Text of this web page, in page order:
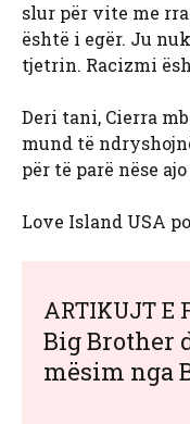
slur për vite me
është i egër. Ju
tjetrin. Racizmi
Deri tani, Cierra
mund të
për të parë nëse
Love Island USA
ARTIKUJT E
Big Brother
mësim nga